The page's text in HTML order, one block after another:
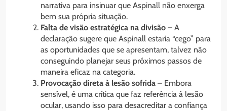
narrativa para insinuar que Aspinall não enxerga
bem sua própria situação.
Falta de visão estratégica na divisão – A
declaração sugere que Aspinall estaria “cego” para
as oportunidades que se apresentam, talvez não
conseguindo planejar seus próximos passos de
maneira eficaz na categoria.
Provocação direta à lesão sofrida – Embora
sensível, é uma crítica que faz referência à lesão
ocular, usando isso para desacreditar a confiança